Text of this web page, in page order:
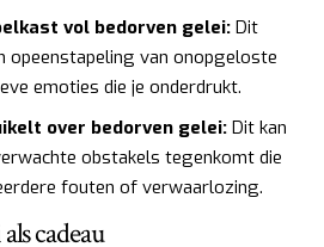
vol bedorven gelei: Dit
opeenstapeling van onopgeloste
emoties die je onderdrukt.
over bedorven gelei: Dit kan
obstakels tegenkomt die
fouten of verwaarlozing.
cadeau